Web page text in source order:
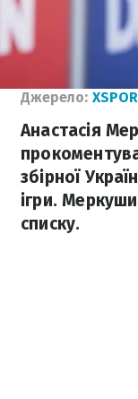
Джерело:
Анастасія
збірної
ігри.
списку.